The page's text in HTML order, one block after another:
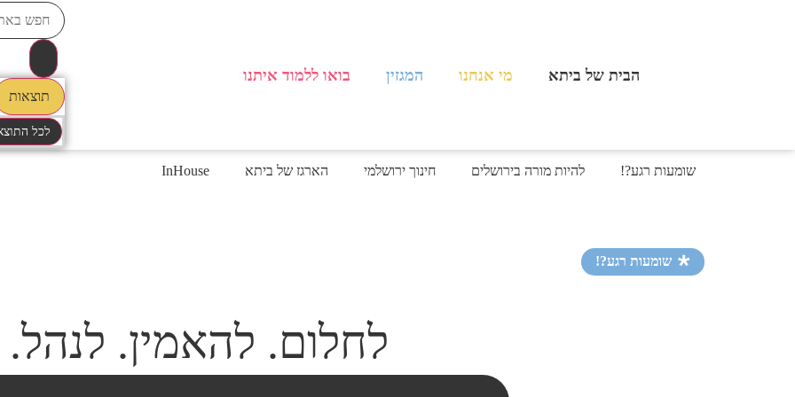
הבית של ביתא מי אנחנו המגזין בואו ללמוד איתנו
תוצאות
לכל
שומעות רגע?! להיות מורה בירושלים חינוך ירושלמי הארגז של ביתא InHouse
שומעות רגע?!
לחלום. להאמין. לנהל.